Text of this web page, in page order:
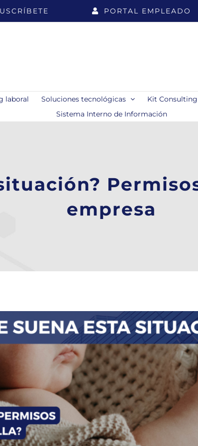
PORTAL EMPLEADO
laboral Soluciones tecnológicas Kit Consulting
Sistema Interno de Información
empresa